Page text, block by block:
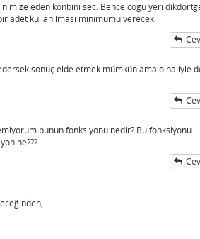
eden konbini sec. Bence cogu yeri
adet kullanilmasi minimumu verecek.
sonuç elde etmek mümkün ama o haliyle
bunun fonksiyonu nedir? Bu fonksiyonu
ne???